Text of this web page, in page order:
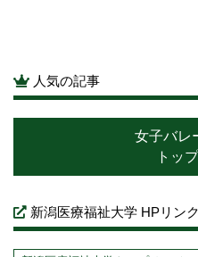
人気の記事
女子バレ
トッ
新潟医療福祉大学 HPリンク